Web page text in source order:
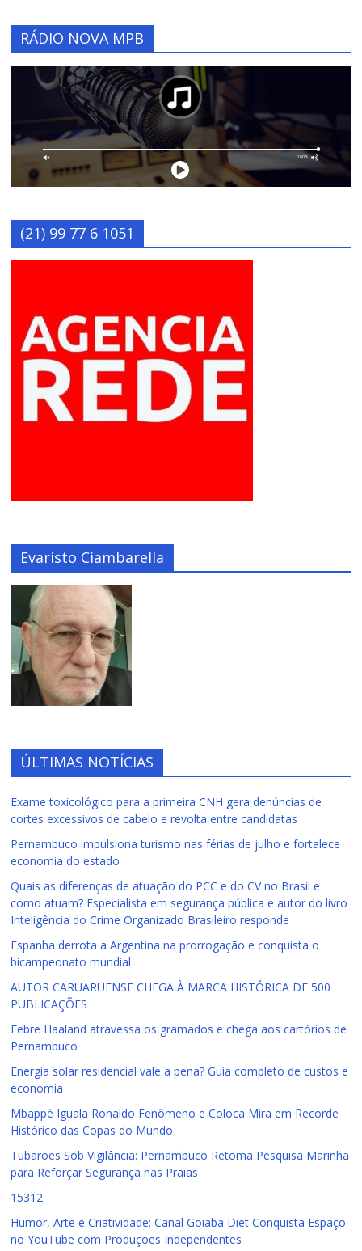
RÁDIO NOVA MPB
(21) 99 77 6 1051
Evaristo Ciambarella
ÚLTIMAS NOTÍCIAS
Exame toxicológico para a primeira CNH gera denúncias de
cortes excessivos de cabelo e revolta entre candidatas
Pernambuco impulsiona turismo nas férias de julho e fortalece
economia do estado
Quais as diferenças de atuação do PCC e do CV no Brasil e
como atuam? Especialista em segurança pública e autor do livro
Inteligência do Crime Organizado Brasileiro responde
Espanha derrota a Argentina na prorrogação e conquista o
bicampeonato mundial
AUTOR CARUARUENSE CHEGA À MARCA HISTÓRICA DE 500
PUBLICAÇÕES
Febre Haaland atravessa os gramados e chega aos cartórios de
Pernambuco
Energia solar residencial vale a pena? Guia completo de custos e
economia
Mbappé Iguala Ronaldo Fenômeno e Coloca Mira em Recorde
Histórico das Copas do Mundo
Tubarões Sob Vigilância: Pernambuco Retoma Pesquisa Marinha
para Reforçar Segurança nas Praias
15312
Humor, Arte e Criatividade: Canal Goiaba Diet Conquista Espaço
no YouTube com Produções Independentes